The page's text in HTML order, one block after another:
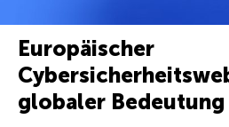
Europäischer
globaler Bedeutung